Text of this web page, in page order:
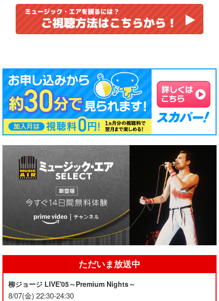
ただいま放送中
柳ジョージ LIVE'05～Premium Nights～
8/07(金) 22:30-24:30